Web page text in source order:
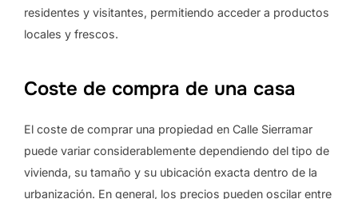
residentes y visitantes, permitiendo acceder a productos
locales y frescos.
Coste de compra de una casa
El coste de comprar una propiedad en Calle Sierramar
puede variar considerablemente dependiendo del tipo de
vivienda, su tamaño y su ubicación exacta dentro de la
urbanización. En general, los precios pueden oscilar entre